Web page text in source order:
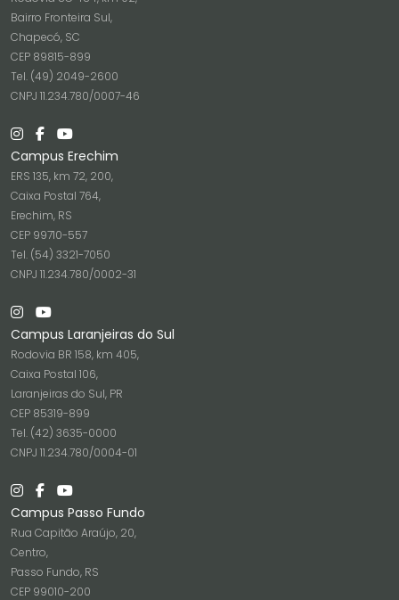
Bairro Fronteira Sul,
Chapecó, SC
CEP 89815-899
Tel. (49) 2049-2600
CNPJ 11.234.780/0007-46
Campus Erechim
ERS 135, km 72, 200,
Caixa Postal 764,
Erechim, RS
CEP 99710-557
Tel. (54) 3321-7050
CNPJ 11.234.780/0002-31
Campus Laranjeiras do Sul
Rodovia BR 158, km 405,
Caixa Postal 106,
Laranjeiras do Sul, PR
CEP 85319-899
Tel. (42) 3635-0000
CNPJ 11.234.780/0004-01
Campus Passo Fundo
Rua Capitão Araújo, 20,
Centro,
Passo Fundo, RS
CEP 99010-200